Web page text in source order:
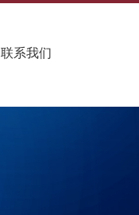
联系我们